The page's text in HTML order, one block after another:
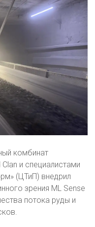
комбинат
и специалистами
(ЦТиП) внедрил
зрения ML Sense
потока руды и